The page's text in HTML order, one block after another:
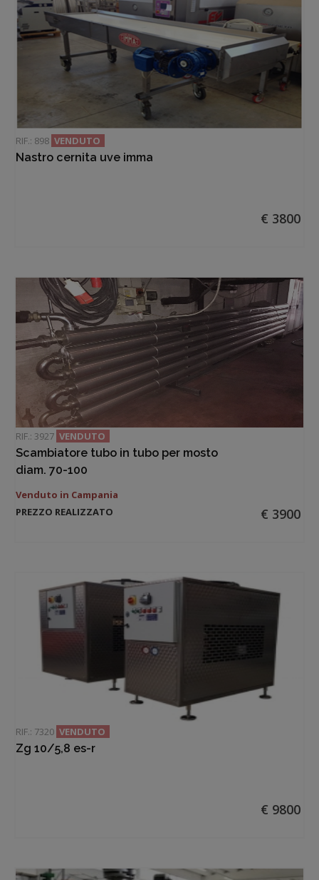
RIF.: 898 VENDUTO
Nastro cernita uve imma
€ 3800
RIF.: 3927 VENDUTO
Scambiatore tubo in tubo per mosto
diam. 70-100
Venduto in Campania
PREZZO REALIZZATO
€ 3900
RIF.: 7320 VENDUTO
Zg 10/5,8 es-r
€ 9800